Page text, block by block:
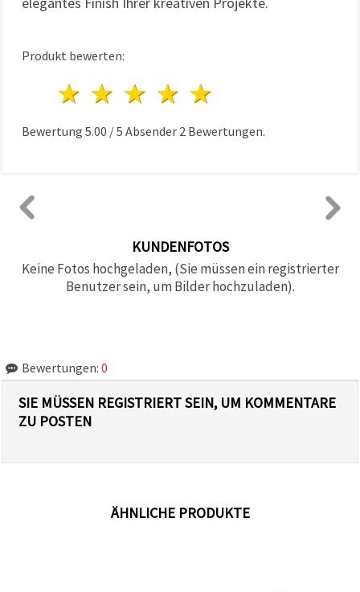
Produkt bewerten:
4 Sterne
3 Sterne
2 Sterne
1 Stern
Bewertung 5.00 /5 Absender 2 Bewertungen.
KUNDENFOTOS
Keine Fotos hochgeladen, (Sie müssen ein registrierter
Benutzer sein, um Bilder hochzuladen).
Bewertungen: 0
SIE MÜSSEN REGISTRIERT SEIN, UM KOMMENTARE
ZU POSTEN
ÄHNLICHE PRODUKTE